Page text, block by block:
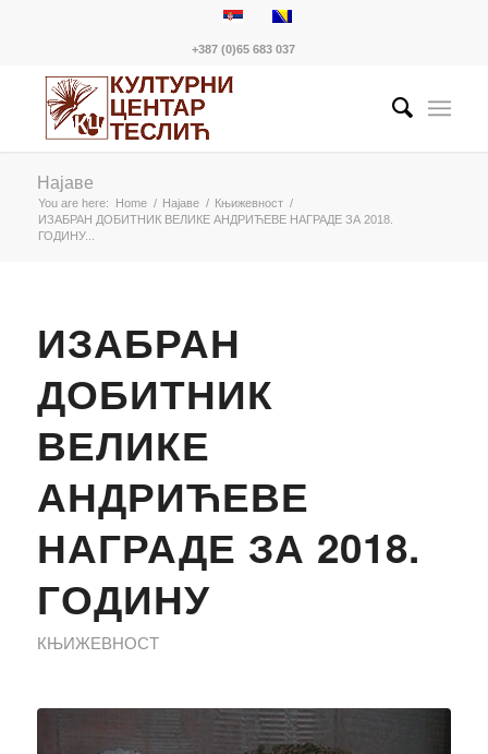
+387 (0)65 683 037
Најаве
You are here: Home / Најаве / Књижевност /
ИЗАБРАН ДОБИТНИК ВЕЛИКЕ АНДРИЋЕВЕ НАГРАДЕ ЗА 2018.
ГОДИНУ...
ИЗАБРАН
ДОБИТНИК
ВЕЛИКЕ
АНДРИЋЕВЕ
НАГРАДЕ ЗА 2018.
ГОДИНУ
КЊИЖЕВНОСТ